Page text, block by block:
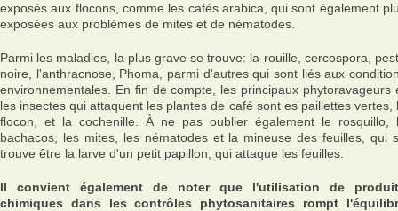
exposés aux flocons, comme les cafés arabica, qui sont également
exposées aux problèmes de mites et de nématodes.
Parmi les maladies, la plus grave se trouve: la rouille, cercospora,
noire, l'anthracnose, Phoma, parmi d'autres qui sont liés aux
environnementales. En fin de compte, les principaux phytoravageurs
les insectes qui attaquent les plantes de café sont es paillettes vertes,
flocon, et la cochenille. À ne pas oublier également le rosquillo,
bachacos, les mites, les nématodes et la mineuse des feuilles, qui
trouve être la larve d'un petit papillon, qui attaque les feuilles.
Il convient également de noter que l'utilisation de
chimiques dans les contrôles phytosanitaires rompt